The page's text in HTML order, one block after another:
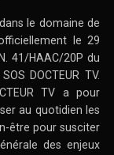
le domaine de
le 29
41/HAAC/20P du
DOCTEUR TV.
TV a pour
au quotidien les
être pour susciter
des enjeux